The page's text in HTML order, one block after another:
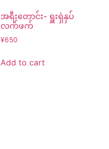
အရီးတောင်း- ရှူးရှဲနှပ်
လက်ဖက်
¥650
Add to cart